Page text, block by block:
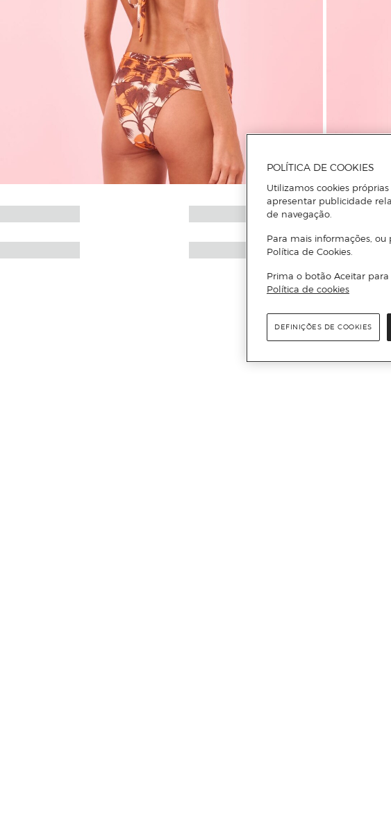
POLÍTICA DE COOKIES
Utilizamos cookies
apresentar publicidade
de navegação.
Para mais informações,
Política de Cookies.
Prima o botão Aceitar
Política de cookies
DEFINIÇÕES DE COOKIES